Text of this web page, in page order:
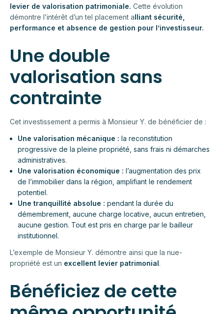
levier de valorisation patrimoniale. Cette évolution
démontre l’intérêt d’un tel placement alliant sécurité,
performance et absence de gestion pour l’investisseur.
Une double
valorisation sans
contrainte
Cet investissement a permis à Monsieur Y. de bénéficier de :
Une valorisation mécanique : la reconstitution
progressive de la pleine propriété, sans frais ni démarches
administratives.
Une valorisation économique : l’augmentation des prix
de l’immobilier dans la région, amplifiant le rendement
potentiel.
Une tranquillité absolue : pendant la durée du
démembrement, aucune charge locative, aucun entretien,
aucune gestion. Tout est pris en charge par le bailleur
institutionnel.
L’exemple de Monsieur Y. démontre ainsi que la nue-
propriété est un excellent levier patrimonial.
Bénéficiez de cette